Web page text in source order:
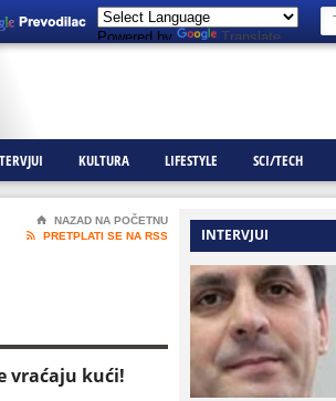
Powered by Translate
KULTURA LIFESTYLE SCI/TECH
⌂
NAZAD NA POČETNU

PRETPLATI SE NA RSS
vraćaju kući!
INTERVJUI